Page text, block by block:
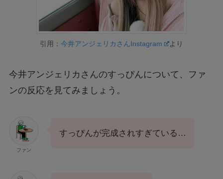
引用： 今井アンジェリカさんInstagram より
今井アンジェリカさんのすっぴんについて、ファ
ンの反応を見てみましょう。
ファン
すっぴんが完成されすぎている…